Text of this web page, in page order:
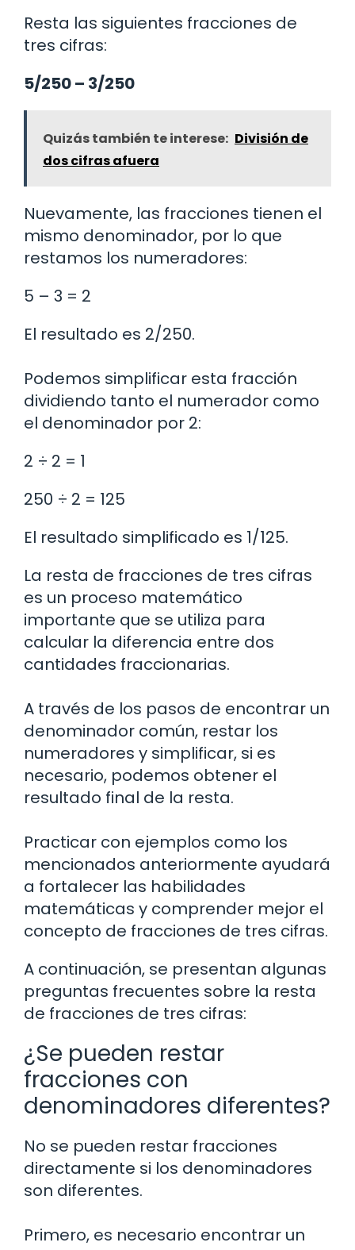
Resta las siguientes fracciones de
tres cifras:
5/250 – 3/250
Quizás también te interese: División de
dos cifras afuera
Nuevamente, las fracciones tienen el
mismo denominador, por lo que
restamos los numeradores:
5 – 3 = 2
El resultado es 2/250.
Podemos simplificar esta fracción
dividiendo tanto el numerador como
el denominador por 2:
2 ÷ 2 = 1
250 ÷ 2 = 125
El resultado simplificado es 1/125.
La resta de fracciones de tres cifras
es un proceso matemático
importante que se utiliza para
calcular la diferencia entre dos
cantidades fraccionarias.
A través de los pasos de encontrar un
denominador común, restar los
numeradores y simplificar, si es
necesario, podemos obtener el
resultado final de la resta.
Practicar con ejemplos como los
mencionados anteriormente ayudará
a fortalecer las habilidades
matemáticas y comprender mejor el
concepto de fracciones de tres cifras.
A continuación, se presentan algunas
preguntas frecuentes sobre la resta
de fracciones de tres cifras:
¿Se pueden restar
fracciones con
denominadores diferentes?
No se pueden restar fracciones
directamente si los denominadores
son diferentes.
Primero, es necesario encontrar un